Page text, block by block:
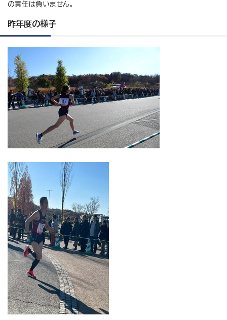
の責任は負いません。
昨年度の様子